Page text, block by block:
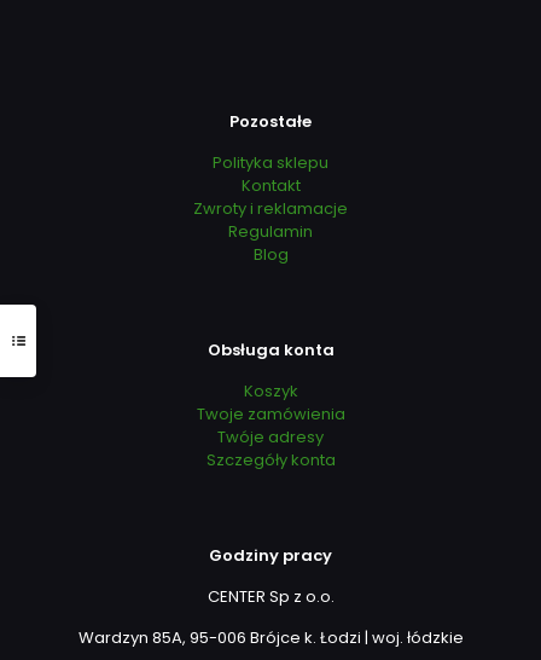
Pozostałe
Polityka sklepu
Kontakt
Zwroty i reklamacje
Regulamin
Blog
Obsługa konta
Koszyk
Twoje zamówienia
Twóje adresy
Szczegóły konta
Godziny pracy
CENTER Sp z o.o.
Wardzyn 85A, 95-006 Brójce k. Łodzi | woj. łódzkie